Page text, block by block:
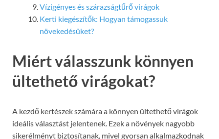
Vízigényes és szárazságtűrő virágok
Kerti kiegészítők: Hogyan támogassuk
növekedésüket?
Miért válasszunk könnyen
ültethető virágokat?
A kezdő kertészek számára a könnyen ültethető virágok
ideális választást jelentenek. Ezek a növények nagyobb
sikerélményt biztosítanak, mivel gyorsan alkalmazkodnak